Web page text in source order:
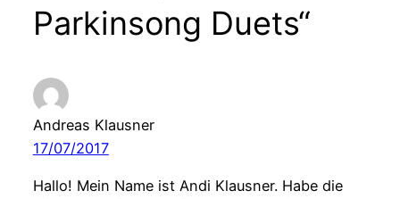
Parkinsong Duets“
Andreas Klausner
17/07/2017
Hallo! Mein Name ist Andi Klausner. Habe die